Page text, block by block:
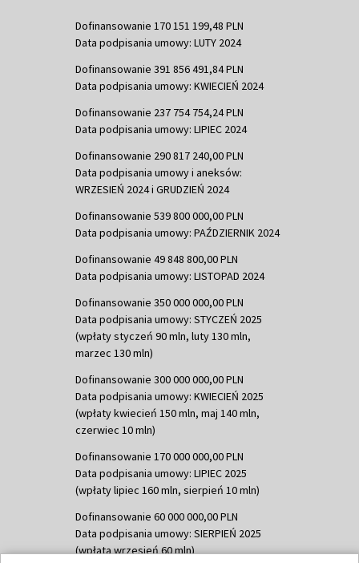
Dofinansowanie 170 151 199,48 PLN
Data podpisania umowy: LUTY 2024
Dofinansowanie 391 856 491,84 PLN
Data podpisania umowy: KWIECIEŃ 2024
Dofinansowanie 237 754 754,24 PLN
Data podpisania umowy: LIPIEC 2024
Dofinansowanie 290 817 240,00 PLN
Data podpisania umowy i aneksów:
WRZESIEŃ 2024 i GRUDZIEŃ 2024
Dofinansowanie 539 800 000,00 PLN
Data podpisania umowy: PAŹDZIERNIK 2024
Dofinansowanie 49 848 800,00 PLN
Data podpisania umowy: LISTOPAD 2024
Dofinansowanie 350 000 000,00 PLN
Data podpisania umowy: STYCZEŃ 2025
(wpłaty styczeń 90 mln, luty 130 mln,
marzec 130 mln)
Dofinansowanie 300 000 000,00 PLN
Data podpisania umowy: KWIECIEŃ 2025
(wpłaty kwiecień 150 mln, maj 140 mln,
czerwiec 10 mln)
Dofinansowanie 170 000 000,00 PLN
Data podpisania umowy: LIPIEC 2025
(wpłaty lipiec 160 mln, sierpień 10 mln)
Dofinansowanie 60 000 000,00 PLN
Data podpisania umowy: SIERPIEŃ 2025
(wpłata wrzesień 60 mln)